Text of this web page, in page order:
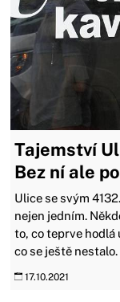
Tajemství
Bez ní ale
Ulice se svým
nejen jedním.
to, co teprve hodlá
co se ještě nestalo.
17.10.2021